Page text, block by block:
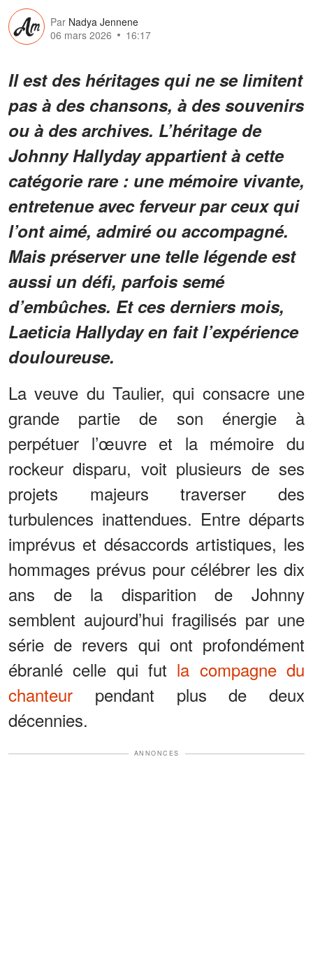
Par Nadya Jennene
06 mars 2026
16:17
Il est des héritages qui ne se limitent
pas à des chansons, à des souvenirs
ou à des archives. L’héritage de
Johnny Hallyday appartient à cette
catégorie rare : une mémoire vivante,
entretenue avec ferveur par ceux qui
l’ont aimé, admiré ou accompagné.
Mais préserver une telle légende est
aussi un défi, parfois semé
d’embûches. Et ces derniers mois,
Laeticia Hallyday en fait l’expérience
douloureuse.
La veuve du Taulier, qui consacre une
grande partie de son énergie à
perpétuer l’œuvre et la mémoire du
rockeur disparu, voit plusieurs de ses
projets majeurs traverser des
turbulences inattendues. Entre départs
imprévus et désaccords artistiques, les
hommages prévus pour célébrer les dix
ans de la disparition de Johnny
semblent aujourd’hui fragilisés par une
série de revers qui ont profondément
ébranlé celle qui fut la compagne du
chanteur pendant plus de deux
décennies.
ANNONCES